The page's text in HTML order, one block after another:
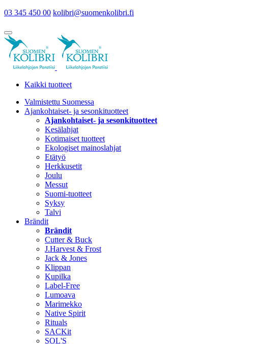
03 345 450 00 kolibri@suomenkolibri.fi
Kaikki tuotteet
Valmistettu Suomessa
Ajankohtaiset- ja sesonkituotteet
Ajankohtaiset- ja sesonkituotteet
Kesälahjat
Kotimaiset tuotteet
Ekologiset mainoslahjat
Etätyö
Herkkusetit
Joulu
Messut
Suomi-tuotteet
Syksy
Talvi
Brändit
Brändit
Cutter & Buck
J.Harvest & Frost
Jack & Jones
Klippan
Kupilka
Label-Free
Lumoava
Marimekko
Native Spirit
Rituals
SACKit
SOL'S